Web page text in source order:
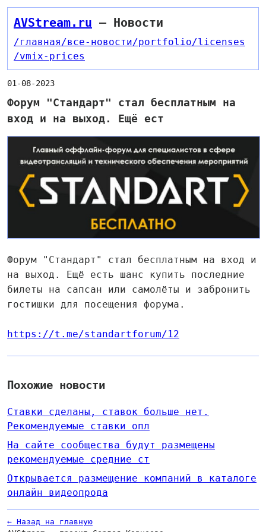
AVStream.ru — Новости
/главная/все-новости/portfolio/licenses
/vmix-prices
01-08-2023
Форум "Стандарт" стал бесплатным на
вход и на выход. Ещё ест
Форум "Стандарт" стал бесплатным на вход и
на выход. Ещё есть шанс купить последние
билеты на сапсан или самолёты и забронить
гостишки для посещения форума.
https://t.me/standartforum/12
Похожие новости
Ставки сделаны, ставок больше нет.
Рекомендуемые ставки опл
На сайте сообщества будут размещены
рекомендуемые средние ст
Открывается размещение компаний в каталоге
онлайн видеопрода
← Назад на главную